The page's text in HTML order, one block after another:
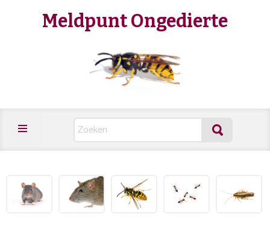
Meldpunt Ongedierte